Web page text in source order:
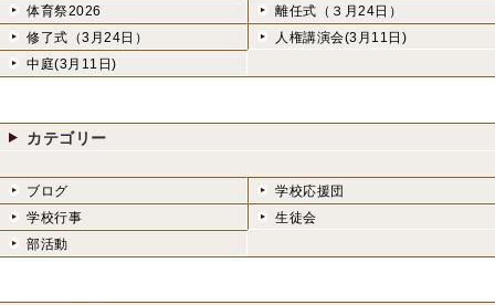
体育祭2026
離任式（３月24日）
修了式（3月24日）
人権講演会(3月11日)
中庭(3月11日)
カテゴリー
ブログ
学校応援団
学校行事
生徒会
部活動